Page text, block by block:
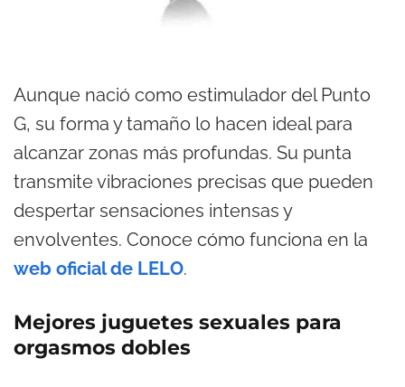
Aunque nació como estimulador del Punto
G, su forma y tamaño lo hacen ideal para
alcanzar zonas más profundas. Su punta
transmite vibraciones precisas que pueden
despertar sensaciones intensas y
envolventes. Conoce cómo funciona en la
web oficial de LELO.
Mejores juguetes sexuales para
orgasmos dobles